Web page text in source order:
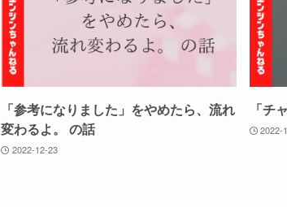
「参考になりました」をやめたら、流れ
変わるよ。 の話
2022-12-23
「チ
2022-